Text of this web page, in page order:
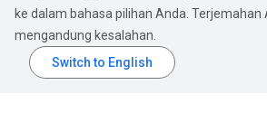
ke dalam bahasa pilihan Anda. Terjemahan
mengandung kesalahan.